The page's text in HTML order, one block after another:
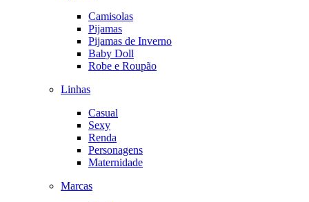
Camisolas
Pijamas
Pijamas de Inverno
Baby Doll
Robe e Roupão
Linhas
Casual
Sexy
Renda
Personagens
Maternidade
Marcas